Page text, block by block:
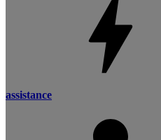
assistance